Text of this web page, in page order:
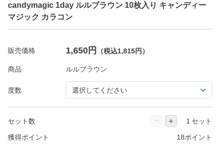
candymagic 1day ルルブラウン 10枚入り キャンディー
マジック カラコン
販売価格 1,650円 （税込1,815円）
商品
度数
セット数 − ＋ セット
獲得ポイント 18ポイント